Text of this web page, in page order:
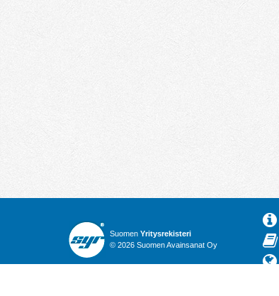
Suomen Yritysrekisteri
© 2026 Suomen Avainsanat Oy